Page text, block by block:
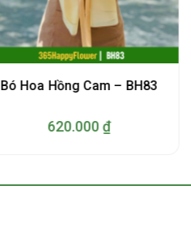
Bó Hoa Hồng Cam – BH83
620.000 ₫